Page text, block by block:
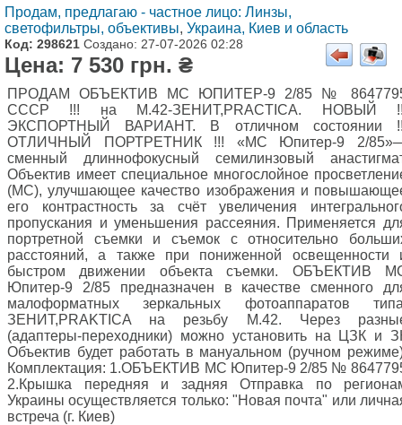
Продам, предлагаю - частное лицо: Линзы,
светофильтры, объективы, Украина, Киев и область
Код: 298621 Создано: 27-07-2026 02:28
Цена: 7 530 грн. ₴
ПРОДАМ ОБЪЕКТИВ МС ЮПИТЕР-9 2/85 №
СССР !!! на М.42-ЗЕНИТ,PRACTIСA. НОВЫЙ
ЭКСПОРТНЫЙ ВАРИАНТ. В отличном состоянии
ОТЛИЧНЫЙ ПОРТРЕТНИК !!! «МС Юпитер-9 2/
сменный длиннофокусный семилинзовый
Объектив имеет специальное многослойное
(МС), улучшающее качество изображения и
его контрастность за счёт увеличения
пропускания и уменьшения рассеяния. Применяется
портретной съемки и съемок с относительно
расстояний, а также при пониженной освещенности
быстром движении объекта съемки. ОБЪЕКТИВ
Юпитер-9 2/85 предназначен в качестве сменного
малоформатных зеркальных фотоаппаратов
ЗЕНИТ,PRAKTICA на резьбу М.42. Через
(адаптеры-переходники) можно установить на ЦЗК и
Объектив будет работать в мануальном (ручном
Комплектация: 1.ОБЪЕКТИВ МС Юпитер-9 2/85 №
2.Крышка передняя и задняя Отправка по
Украины осуществляется только: "Новая почта" или
встреча (г. Киев)